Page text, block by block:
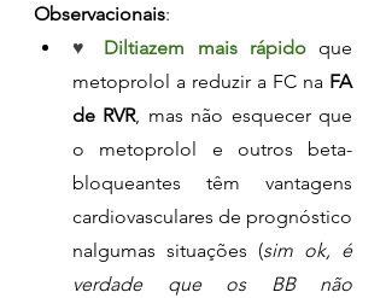
Observacionais:
♥ Diltiazem mais rápido que
metoprolol a reduzir a FC na FA
de RVR, mas não esquecer que
o metoprolol e outros beta-
bloqueantes têm vantagens
cardiovasculares de prognóstico
nalgumas situações (sim ok, é
verdade que os BB não